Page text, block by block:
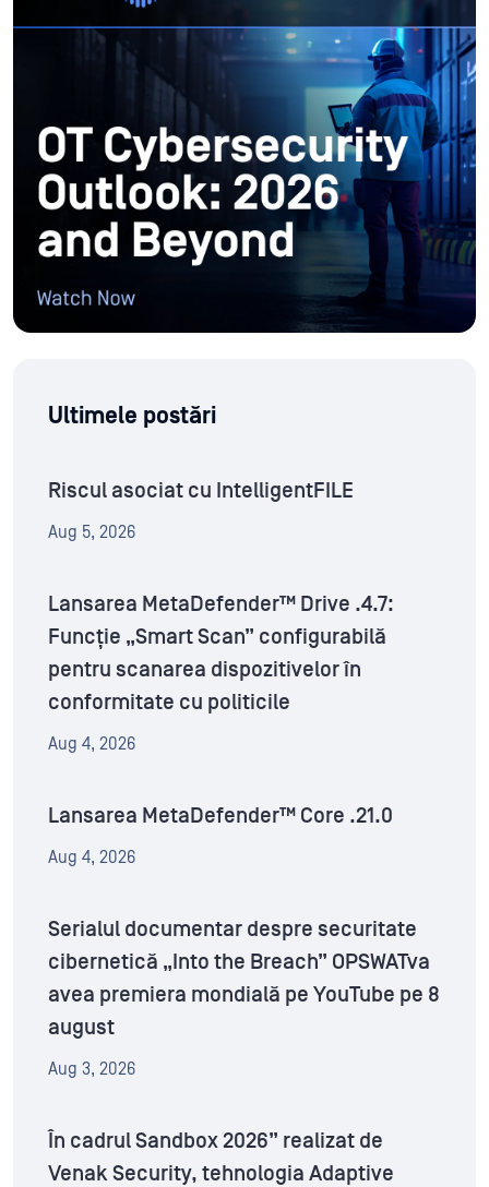
Ultimele postări
Riscul asociat cu IntelligentFILE
Aug 5, 2026
Lansarea MetaDefender™ Drive .4.7:
Funcție „Smart Scan” configurabilă
pentru scanarea dispozitivelor în
conformitate cu politicile
Aug 4, 2026
Lansarea MetaDefender™ Core .21.0
Aug 4, 2026
Serialul documentar despre securitate
cibernetică „Into the Breach” OPSWATva
avea premiera mondială pe YouTube pe 8
august
Aug 3, 2026
În cadrul Sandbox 2026” realizat de
Venak Security, tehnologia Adaptive